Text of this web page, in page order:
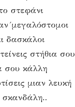
στεφάνι
δασκάλοι
στήθια σου
σου κάλλη
μιαν λευκή
σκανδάλη..